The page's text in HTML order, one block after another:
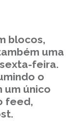
blocos,
uma
feira.
o
um único
feed,